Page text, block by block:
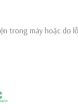
trong máy hoặc do